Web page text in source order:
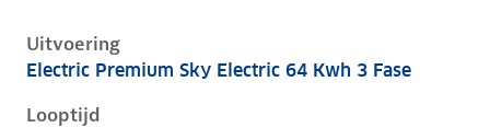
Uitvoering
Hyundai Kona i, electric 64 kwh 3 fase, 150 kW,
Electric Premium Sky Electric 64 Kwh 3 Fase
Looptijd